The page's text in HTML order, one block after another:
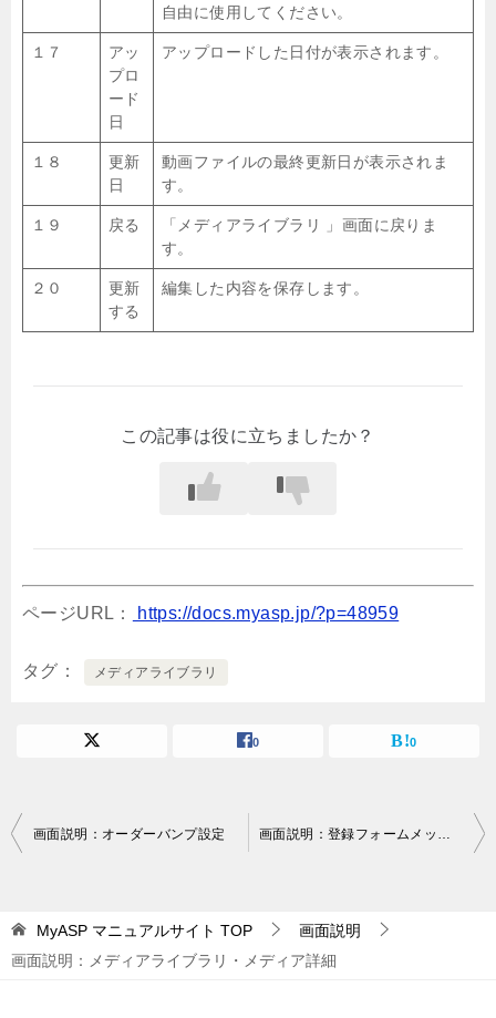
自由に使用してください。
１７
アッ
プロ
ード
日
アップロードした日付が表示されます。
１８
更新
日
動画ファイルの最終更新日が表示されま
す。
１９ 戻る
「メディアライブラリ 」画面に戻りま
す。
２０
更新
する
編集した内容を保存します。
この記事は役に立ちましたか？
ページURL： https://docs.myasp.jp/?p=48959
タグ メディアライブラリ
0 0
投
ビ
ゲ
画面説明：オーダーバンプ設定 画面説明：登録フォームメッセージ管理
MyASP マニュアルサイト TOP
画面説明
画面説明：メディアライブラリ・メディア詳細